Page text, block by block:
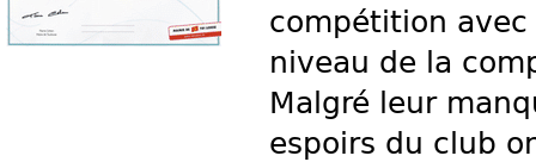
compétition
niveau de la
Malgré leur
espoirs du club